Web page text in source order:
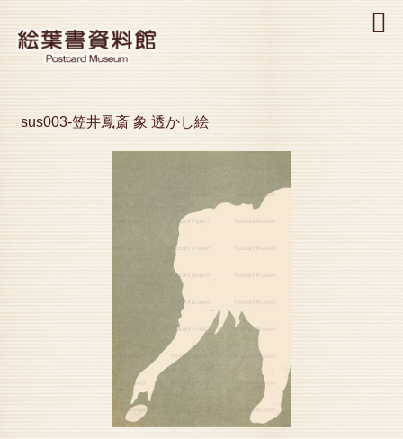
sus003-笠井鳳斎 象 透かし絵